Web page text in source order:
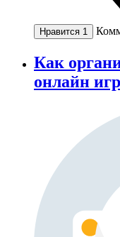
Нравится 1
Как
онлайн